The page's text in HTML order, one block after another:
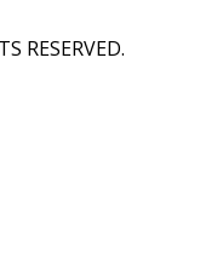
RESERVED.